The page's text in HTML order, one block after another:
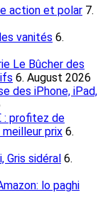
action et polar 7.
vanités 6.
Le Bûcher des
6. August 2026
des iPhone, iPad,
: profitez de
prix 6.
Gris sidéral 6.
lo paghi